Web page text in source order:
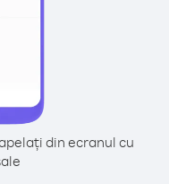
din ecranul cu